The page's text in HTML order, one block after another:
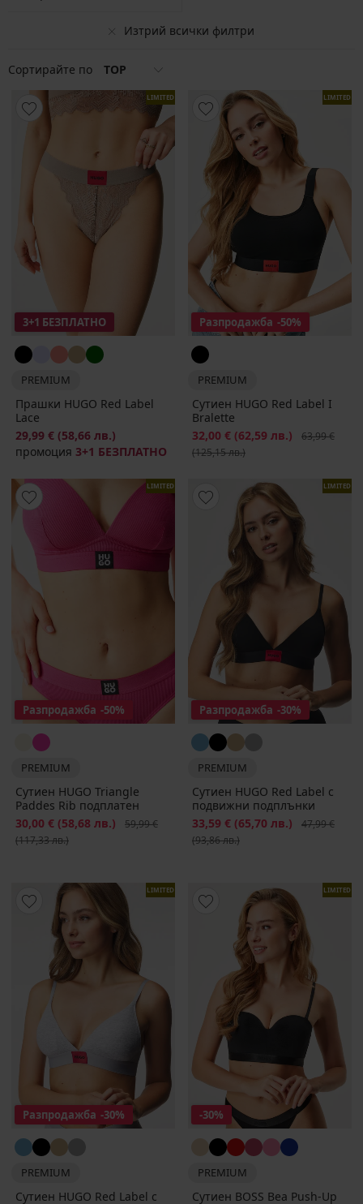
Изтрий всички филтри
Сортирайте по TOP
LIMITED
3+1 БЕЗПЛАТНО
PREMIUM
Прашки HUGO Red Label
Lace
29,99 € (58,66 лв.)
промоция 3+1 БЕЗПЛАТНО
LIMITED
Разпродажба -50%
PREMIUM
Сутиен HUGO Red Label I
Bralette
Намаление
32,00 € (62,59 лв.)
63,99 €
(125,15 лв.)
LIMITED
Разпродажба -50%
PREMIUM
Сутиен HUGO Triangle
Paddes Rib подплатен
Намаление
30,00 € (58,68 лв.) Първоначална цена
59,99 €
(117,33 лв.)
LIMITED
Разпродажба -30%
PREMIUM
Сутиен HUGO Red Label с
подвижни подплънки
Намаление
33,59 € (65,70 лв.)
47,99 €
(93,86 лв.)
LIMITED
Разпродажба -30%
PREMIUM
Сутиен HUGO Red Label с
LIMITED
-30%
PREMIUM
Сутиен BOSS Bea Push-Up